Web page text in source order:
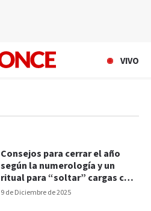
VIVO
9 de Diciembre de 2025
Consejos para cerrar el año
según la numerología y un
ritual para “soltar” cargas con
el portal 12/12